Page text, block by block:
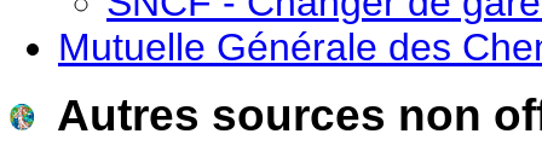
Mutuelle Générale des
Autres sources non